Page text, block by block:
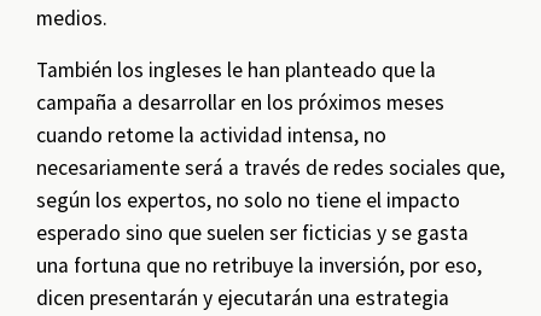
medios.
También los ingleses le han planteado que la
campaña a desarrollar en los próximos meses
cuando retome la actividad intensa, no
necesariamente será a través de redes sociales que,
según los expertos, no solo no tiene el impacto
esperado sino que suelen ser ficticias y se gasta
una fortuna que no retribuye la inversión, por eso,
dicen presentarán y ejecutarán una estrategia